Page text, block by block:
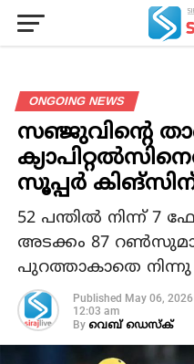
ONGOING NEWS
സഞ്ജുവിന്റെ
സൂപ്പർ കിങ്സിന്
52 പന്തിൽ നിന്ന് 7
അടക്കം 87
പുറത്താകാതെ നിന്നു
Published May 06,
12:03 am
By വെബ് ഡെസ്‌ക്